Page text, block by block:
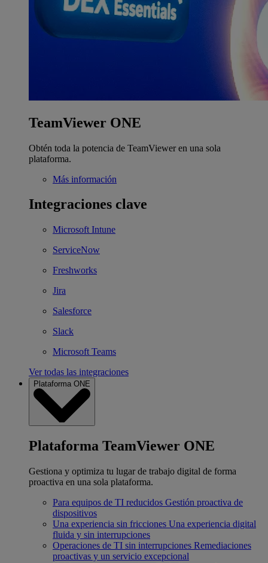
TeamViewer ONE
Obtén toda la potencia de TeamViewer en una sola
plataforma.
Más información
Integraciones clave
Microsoft Intune
ServiceNow
Freshworks
Jira
Salesforce
Slack
Microsoft Teams
Ver todas las integraciones
Plataforma ONE
Plataforma TeamViewer ONE
Gestiona y optimiza tu lugar de trabajo digital de forma
proactiva en una sola plataforma.
Para equipos de TI reducidos Gestión proactiva de
dispositivos
Una experiencia sin fricciones Una experiencia digital
fluida y sin interrupciones
Operaciones de TI sin interrupciones Remediaciones
proactivas y un servicio excepcional